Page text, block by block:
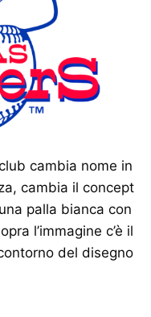
cambia nome in
cambia il concept
palla bianca con
l’immagine c’è il
del disegno